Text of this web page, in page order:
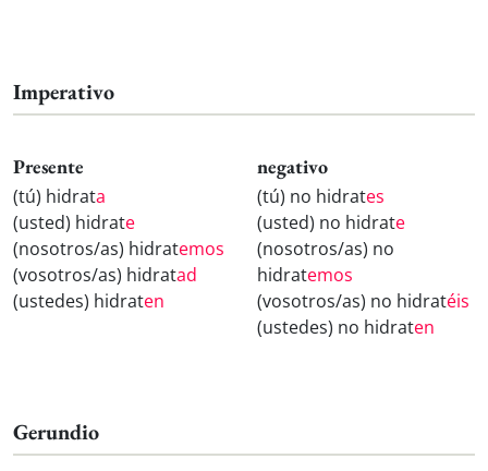
Imperativo
Presente
(tú) hidrata
(usted) hidrate
(nosotros/as) hidratemos
(vosotros/as) hidratad
(ustedes) hidraten
negativo
(tú) no hidrates
(usted) no hidrate
(nosotros/as) no
hidratemos
(vosotros/as) no hidratéis
(ustedes) no hidraten
Gerundio